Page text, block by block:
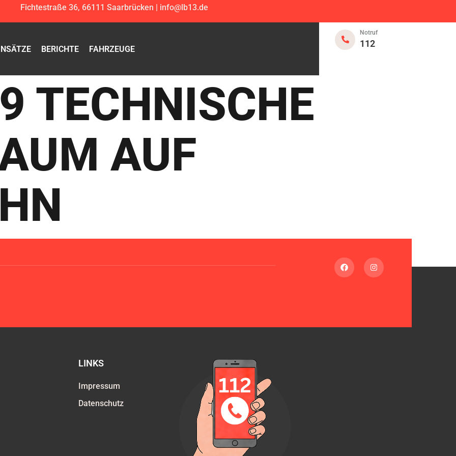
Fichtestraße 36, 66111 Saarbrücken | info@lb13.de
BERICHTE FAHRZEUGE
Notruf
112
TECHNISCHE
AUF
LINKS
Impressum
Datenschutz